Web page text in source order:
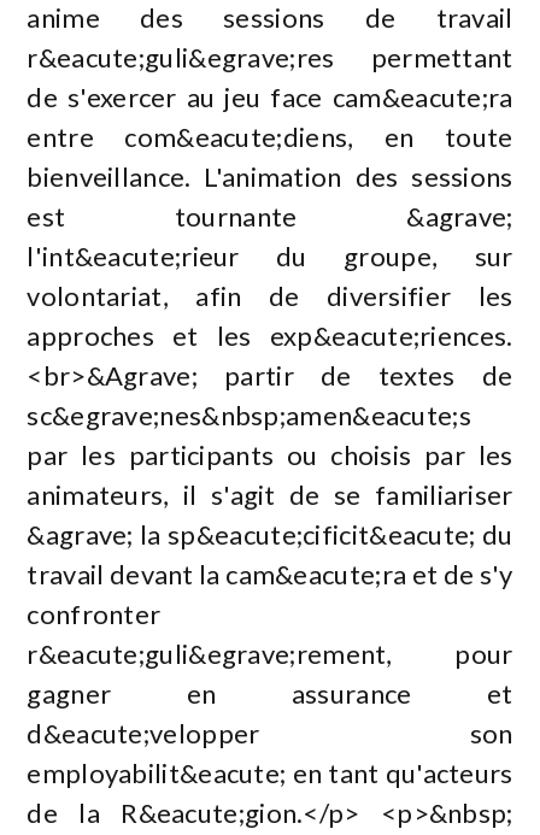
anime des sessions de travail
r&eacute;guli&egrave;res permettant
de s'exercer au jeu face cam&eacute;ra
entre com&eacute;diens, en toute
bienveillance. L'animation des sessions
est tournante &agrave;
l'int&eacute;rieur du groupe, sur
volontariat, afin de diversifier les
approches et les exp&eacute;riences.
<br>&Agrave; partir de textes de
sc&egrave;nes&nbsp;amen&eacute;s
par les participants ou choisis par les
animateurs, il s'agit de se familiariser
&agrave; la sp&eacute;cificit&eacute; du
travail devant la cam&eacute;ra et de s'y
confronter
r&eacute;guli&egrave;rement, pour
gagner en assurance et
d&eacute;velopper son
employabilit&eacute; en tant qu'acteurs
de la R&eacute;gion.</p> <p>&nbsp;